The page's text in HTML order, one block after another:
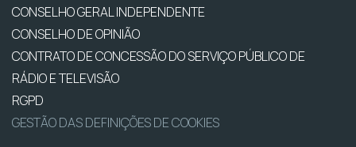
CONSELHO GERAL INDEPENDENTE
CONSELHO DE OPINIÃO
CONTRATO DE CONCESSÃO DO SERVIÇO PÚBLICO DE
RÁDIO E TELEVISÃO
RGPD
GESTÃO DAS DEFINIÇÕES DE COOKIES